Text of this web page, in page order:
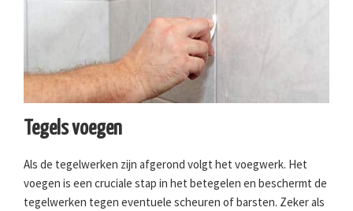
Tegels voegen
Als de tegelwerken zijn afgerond volgt het voegwerk. Het
voegen is een cruciale stap in het betegelen en beschermt de
tegelwerken tegen eventuele scheuren of barsten. Zeker als